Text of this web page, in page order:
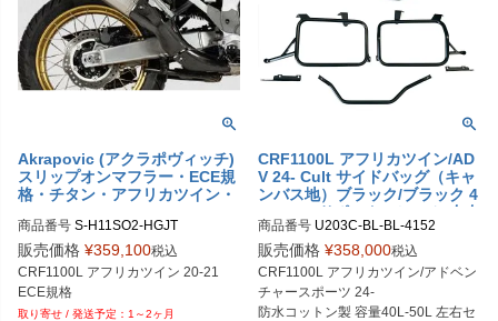
Akrapovic (アクラポヴィッチ)
スリップオンマフラー・ECE規
格・チタン・アフリカツイン・
商品番号
販売価格 ¥359,100税込
CRF1100L アフリカツイン 20-21
ECE規格
1～2ヶ月
CRF1100L アフリカツイン/AD
V 24- Cult サイドバッグ（キャ
ンバス地）ブラック/ブラック 4
0L-50L+サポートフレーム(左右
セット) UNIT GARAGE
商品番号 U203C-BL-BL-4152
U203C_BL_BL+4152
メーカー型番：U203C+4152
販売価格 ¥358,000税込
CRF1100L アフリカツイン/アドベン
チャースポーツ 24-
防水コットン製 容量40L-50L 左右セ